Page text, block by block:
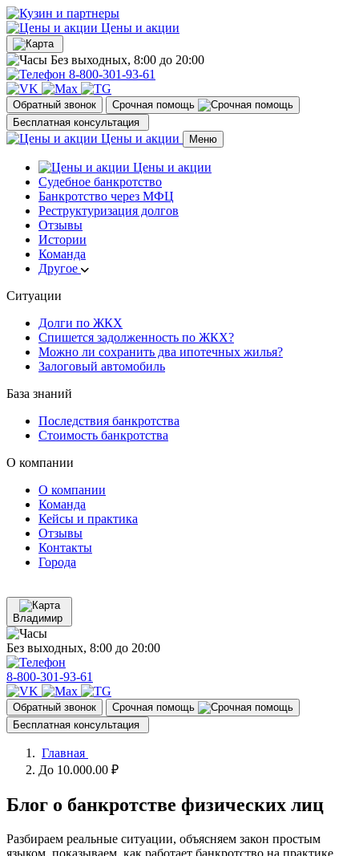
Цены и акции
Без выходных, 8:00 до 20:00
8-800-301-93-61
Обратный звонок
Срочная помощь
Бесплатная консультация
Цены и акции Меню
Цены и акции
Судебное банкротство
Банкротство через МФЦ
Реструктуризация долгов
Отзывы
Истории
Команда
Другое
Ситуации
Долги по ЖКХ
Спишется задолженность по ЖКХ?
Можно ли сохранить два ипотечных жилья?
Залоговый автомобиль
База знаний
Последствия банкротства
Стоимость банкротства
О компании
О компании
Команда
Кейсы и практика
Отзывы
Контакты
Города
Владимир
Без выходных, 8:00 до 20:00
8-800-301-93-61
Обратный звонок
Срочная помощь
Бесплатная консультация
Главная
До 10.000.00 ₽
Блог о банкротстве физических лиц
Разбираем реальные ситуации, объясняем закон простым
языком, показываем, как работает банкротство на практике.